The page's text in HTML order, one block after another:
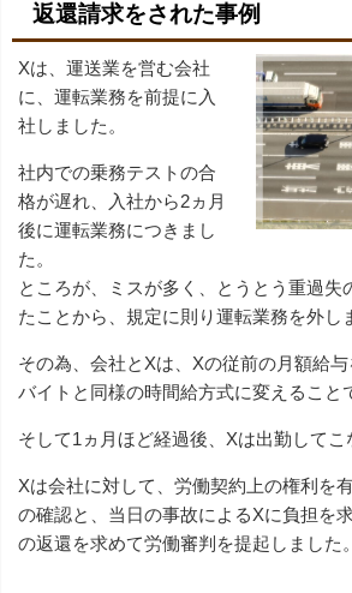
返還請求をされた事例
Xは、運送業を営む会社
に、運転業務を前提に入
社しました。
社内での乗務テストの合
格が遅れ、入社から2ヵ月
後に運転業務につきまし
た。
ところが、ミスが多く、とうとう重過失
たことから、規定に則り運転業務を外し
その為、会社とXは、Xの従前の月額給
バイトと同様の時間給方式に変えること
そして1ヵ月ほど経過後、Xは出勤してこ
Xは会社に対して、労働契約上の権利を
の確認と、当日の事故によるXに負担を
の返還を求めて労働審判を提起しました。